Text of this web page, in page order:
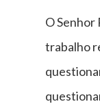
O
trabalho